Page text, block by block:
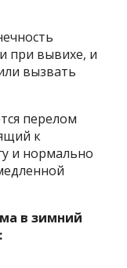
при вывихе, и
вызвать
перелом
к
и нормально
в зимний